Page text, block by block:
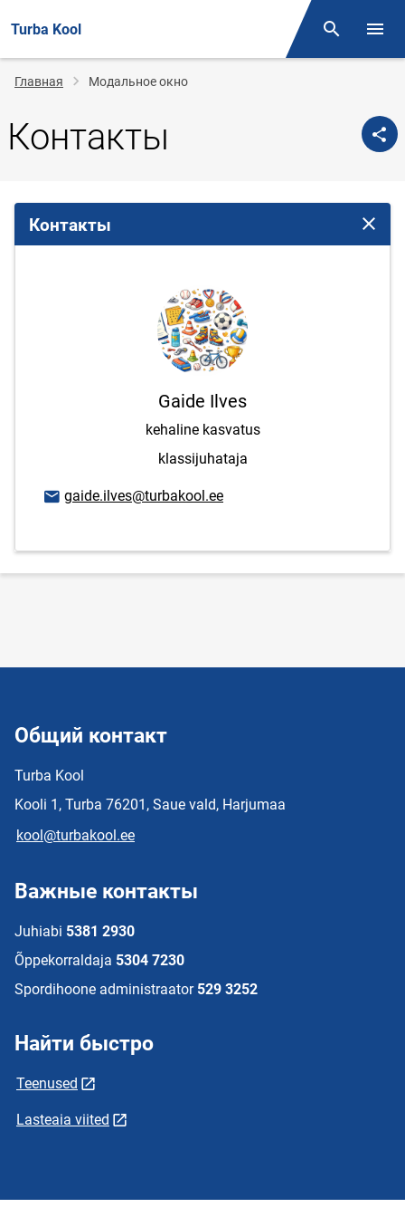
Turba Kool Поиск
Строка
навигации
Главная Модальное окно
Контакты
Контакты
Gaide Ilves
kehaline kasvatus
klassijuhataja
E-mail адрес
gaide.ilves@turbakool.ee
Общий контакт
Turba Kool
Kooli 1, Turba 76201, Saue vald, Harjumaa
kool@turbakool.ee
Важные контакты
Juhiabi 5381 2930
Õppekorraldaja 5304 7230
Spordihoone administraator 529 3252
Найти быстро
Teenused
Lasteaia viited